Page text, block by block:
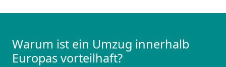
Warum ist ein Umzug innerhalb
Europas vorteilhaft?